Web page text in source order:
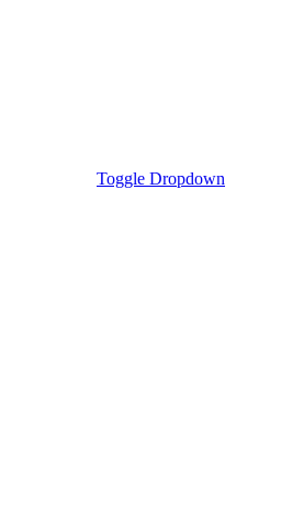
Toggle Dropdown